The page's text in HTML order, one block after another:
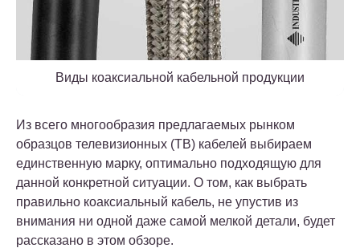
Виды коаксиальной кабельной продукции
Из всего многообразия предлагаемых рынком
образцов телевизионных (ТВ) кабелей выбираем
единственную марку, оптимально подходящую для
данной конкретной ситуации. О том, как выбрать
правильно коаксиальный кабель, не упустив из
внимания ни одной даже самой мелкой детали, будет
рассказано в этом обзоре.